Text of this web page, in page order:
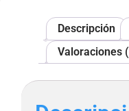
Descripción
Valoraciones